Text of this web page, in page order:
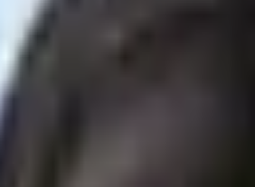
Verbindung schon.
die ihre effektivsten Strategien
geschätzt – glauben Sie uns, Sie
geschätzt – glauben Sie uns, Sie
Experten täglich nutzen, um